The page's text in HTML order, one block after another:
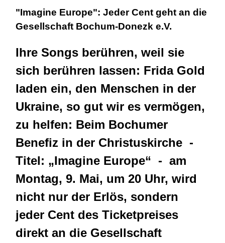
"Imagine Europe": Jeder Cent geht an die
Gesellschaft Bochum-Donezk e.V.
Ihre Songs berühren, weil sie
sich berühren lassen: Frida Gold
laden ein, den Menschen in der
Ukraine, so gut wir es vermögen,
zu helfen: Beim Bochumer
Benefiz in der Christuskirche -
Titel: „Imagine Europe“ - am
Montag, 9. Mai, um 20 Uhr, wird
nicht nur der Erlös, sondern
jeder Cent des Ticketpreises
direkt an die Gesellschaft